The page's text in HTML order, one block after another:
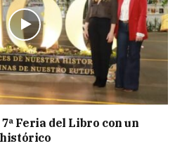
Feria del Libro con un